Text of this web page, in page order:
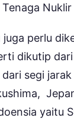
juga perlu
dikutip dari
segi
yaitu